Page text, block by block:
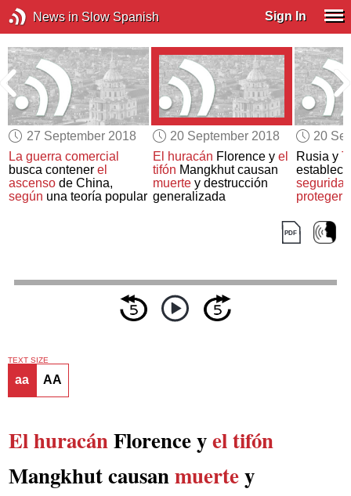
News in Slow Spanish Sign In
27 September 2018
La guerra comercial
busca contenerel
ascenso de China,
según una teoría popular
20 September 2018
El huracán Florence y el
tifón Mangkhut causan
muertey destrucción
generalizada
20
Rusia y
seguridad
proteger
TEXT SIZE
aa AA
El huracánFlorence yel tifón
Mangkhut causanmuertey